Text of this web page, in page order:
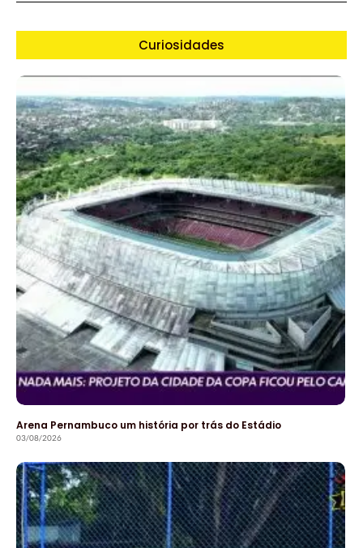
Curiosidades
Arena Pernambuco um história por trás do Estádio
03/08/2026